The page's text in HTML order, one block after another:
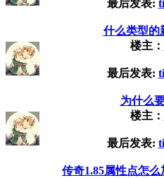
最后发表:
什么类型的
楼主：
最后发表:
为什么
楼主：
最后发表:
传奇1.85属性点怎